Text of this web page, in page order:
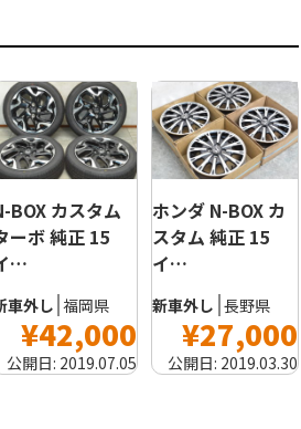
BOX カスタム
ーボ 純正 15
…
車外し 福岡県
¥42,000
公開日: 2019.07.05
ホンダ N-BOX カ
スタム 純正 15
イ…
新車外し 長野県
¥27,000
公開日: 2019.03.30